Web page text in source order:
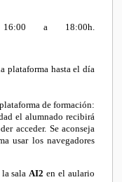
a 18:00h.
plataforma hasta el día
de formación:
el alumnado recibirá
acceder. Se aconseja
usar los navegadores
la salaAI2 en el aulario